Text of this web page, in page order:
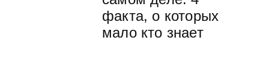
факта, о которых
мало кто знает